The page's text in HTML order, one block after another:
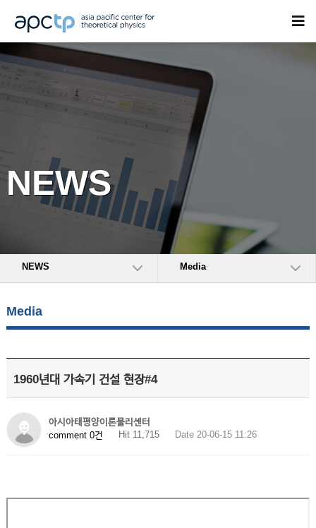
NEWS
NEWS Media
Media
1960년대 가속기 건설 현장#4
아시아태평양이론물리센터
comment 0건
Hit 11,715 Date 20-06-15 11:26